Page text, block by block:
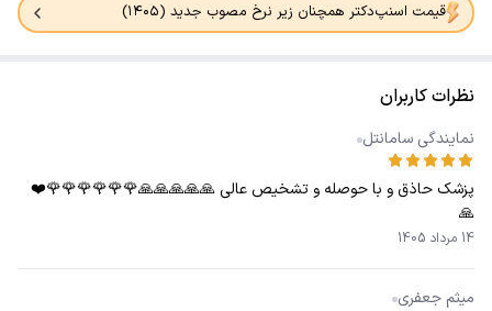
قیمت اسنپ‌دکتر همچنان زیر نرخ مصوب جدید (۱۴۰۵)
نظرات کاربران
نمایندگی سامانتل
پزشک حاذق و با حوصله و تشخیص عالی 🙏🙏🙏🙏🙏🌹🌹🌹🌹🌹🌹❤️
🙏
14 مرداد 1405
میثم جعفری